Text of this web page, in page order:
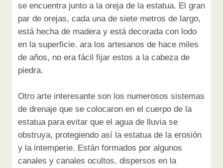
se encuentra junto a la oreja de la estatua. El gran
par de orejas, cada una de siete metros de largo,
está hecha de madera y está decorada con lodo
en la superficie. ara los artesanos de hace miles
de años, no era fácil fijar estos a la cabeza de
piedra.
Otro arte interesante son los numerosos sistemas
de drenaje que se colocaron en el cuerpo de la
estatua para evitar que el agua de lluvia se
obstruya, protegiendo así la estatua de la erosión
y la intemperie. Están formados por algunos
canales y canales ocultos, dispersos en la